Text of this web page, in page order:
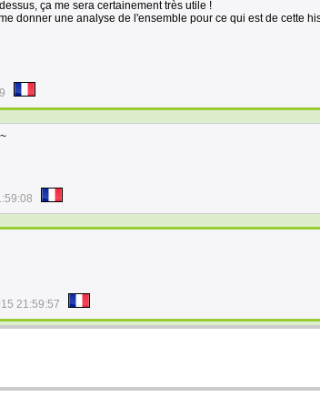
ça me sera certainement très utile !
donner une analyse de l'ensemble pour ce qui est de cette
21:59:57